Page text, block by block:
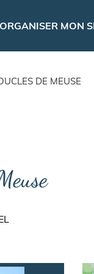
ORGANISER MON
DE MEUSE